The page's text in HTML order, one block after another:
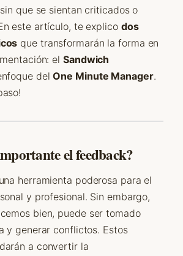
que se sientan criticados o
este artículo, te explico dos
que transformarán la forma en
el Sandwich
delOne Minute Manager.
el feedback?
herramienta poderosa para el
y profesional. Sin embargo,
bien, puede ser tomado
y generar conflictos. Estos
a convertir la